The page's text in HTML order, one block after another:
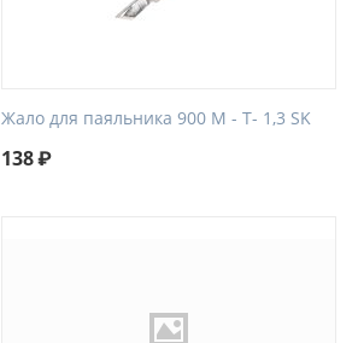
Жало для паяльника 900 М - Т- 1,3 SK
138₽